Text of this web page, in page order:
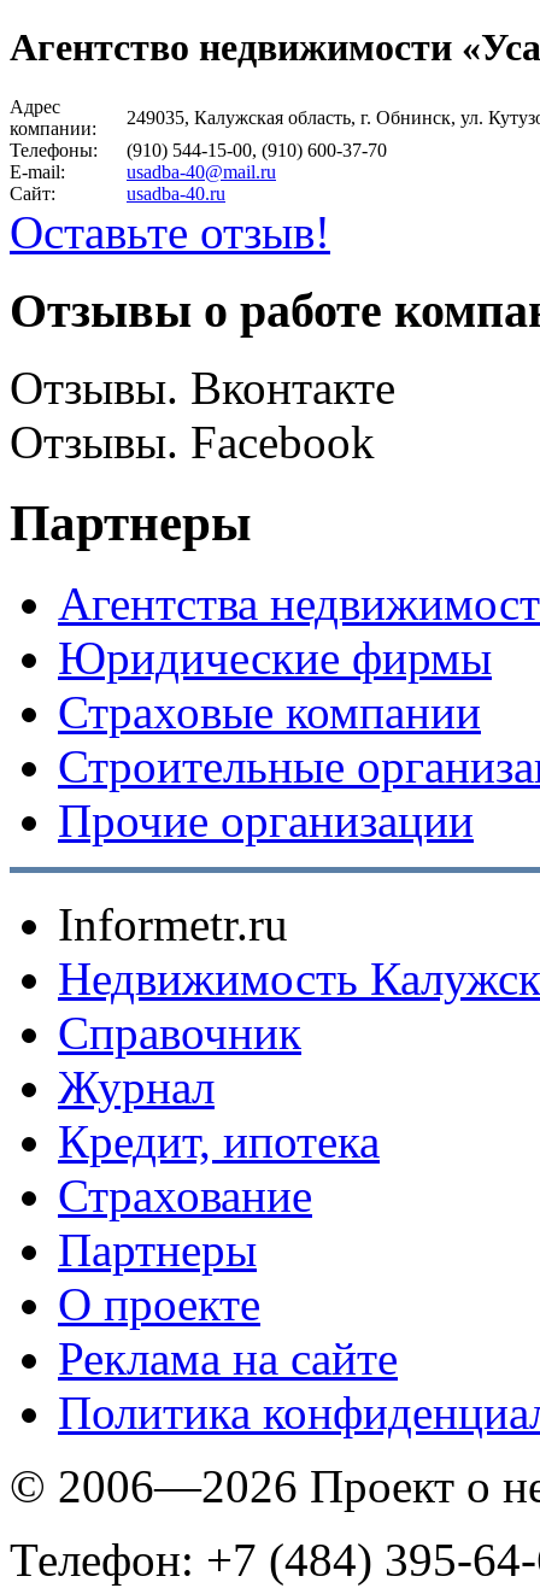
Агентство недвижимости
Адрес
компании:
249035, Калужская область, г. Обнинск, ул.
Телефоны:
(910) 544-15-00, (910) 600-37-70
E-mail:
usadba-40@mail.ru
Сайт:
usadba-40.ru
Оставьте отзыв!
Отзывы о работе
Отзывы. Вконтакте
Отзывы. Facebook
Партнеры
Агентства
Юридические фирмы
Страховые компании
Строительные
Прочие организации
Informetr.ru
Недвижимость
Справочник
Журнал
Кредит, ипотека
Страхование
Партнеры
O проекте
Реклама на сайте
Политика
© 2006—2026 Проект о
Телефон: +7 (484) 395-